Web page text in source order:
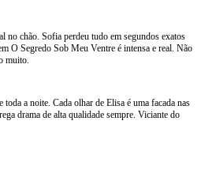
no chão. Sofia perdeu tudo em segundos exatos
O Segredo Sob Meu Ventre é intensa e real. Não
muito.
a noite. Cada olhar de Elisa é uma facada nas
drama de alta qualidade sempre. Viciante do